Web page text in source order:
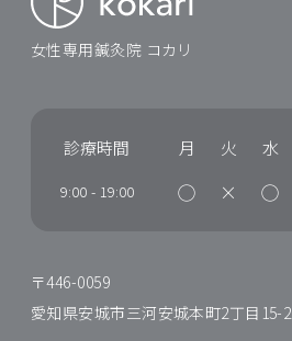
女性専用鍼灸院 コカリ
診療時間 月 火 水
9:00 - 19:00 ◯ × ◯
〒446-0059
愛知県安城市三河安城本町2丁目15-2